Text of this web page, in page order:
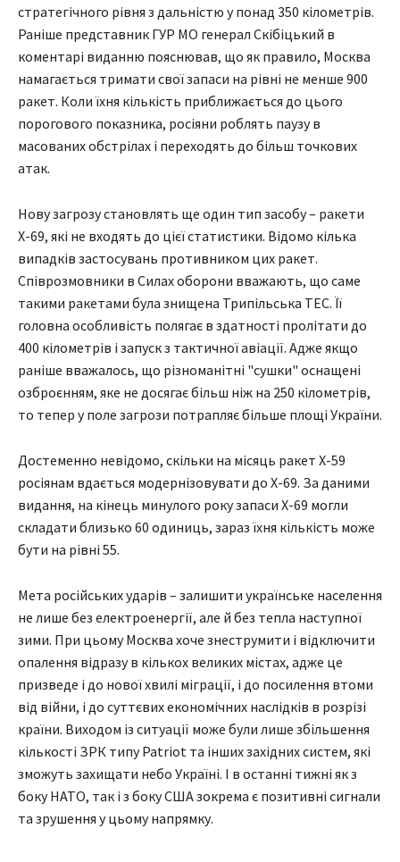
стратегічного рівня з дальністю у понад 350 кілометрів.
Раніше представник ГУР МО генерал Скібіцький в
коментарі виданню пояснював, що як правило, Москва
намагається тримати свої запаси на рівні не менше 900
ракет. Коли їхня кількість приближається до цього
порогового показника, росіяни роблять паузу в
масованих обстрілах і переходять до більш точкових
атак.
Нову загрозу становлять ще один тип засобу – ракети
Х-69, які не входять до цієї статистики. Відомо кілька
випадків застосувань противником цих ракет.
Співрозмовники в Силах оборони вважають, що саме
такими ракетами була знищена Трипільська ТЕС. Її
головна особливість полягає в здатності пролітати до
400 кілометрів і запуск з тактичної авіації. Адже якщо
раніше вважалось, що різноманітні "сушки" оснащені
озброєнням, яке не досягає більш ніж на 250 кілометрів,
то тепер у поле загрози потрапляє більше площі України.
Достеменно невідомо, скільки на місяць ракет Х-59
росіянам вдається модернізовувати до Х-69. За даними
видання, на кінець минулого року запаси Х-69 могли
складати близько 60 одиниць, зараз їхня кількість може
бути на рівні 55.
Мета російських ударів – залишити українське населення
не лише без електроенергії, але й без тепла наступної
зими. При цьому Москва хоче знеструмити і відключити
опалення відразу в кількох великих містах, адже це
призведе і до нової хвилі міграції, і до посилення втоми
від війни, і до суттєвих економічних наслідків в розрізі
країни. Виходом із ситуації може були лише збільшення
кількості ЗРК типу Patriot та інших західних систем, які
зможуть захищати небо Україні. І в останні тижні як з
боку НАТО, так і з боку США зокрема є позитивні сигнали
та зрушення у цьому напрямку.